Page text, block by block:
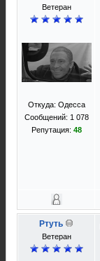
Ветеран
Откуда: Одесса
Сообщений: 1 078
Репутация: 48
Ртуть
Ветеран